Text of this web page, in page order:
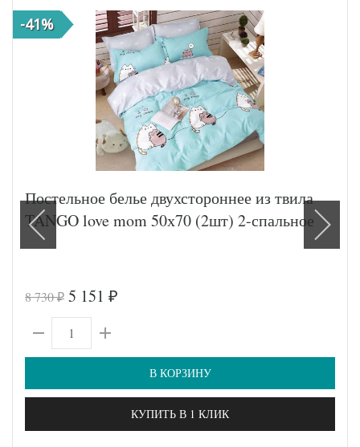
-41%
Постельное белье двухстороннее из твила
TANGO love mom 50х70 (2шт) 2-спальное
8 730₽ 5 151 ₽
В КОРЗИНУ
КУПИТЬ В 1 КЛИК